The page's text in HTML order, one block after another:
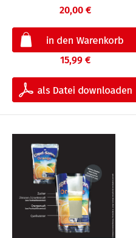
20,00 €
15,99 €